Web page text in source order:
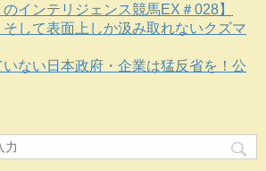
のインテリジェンス競馬EX＃028】
して表面上しか汲み取れないクズマ
ない日本政府・企業は猛反省を！公